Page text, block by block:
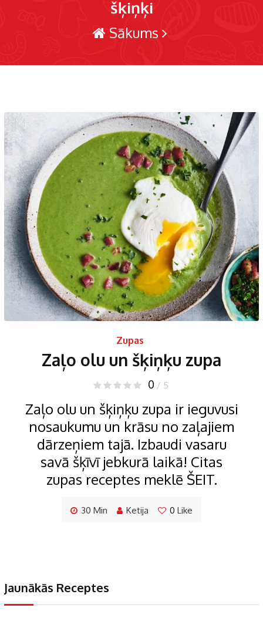
šķiņķi
Sākums
Zupas
Zaļo olu un šķiņķu zupa
0 / 5
Zaļo olu un šķiņķu zupa ir ieguvusi
nosaukumu un krāsu no zaļajiem
dārzeņiem tajā. Izbaudi vasaru
savā šķīvī jebkurā laikā! Citas
zupas receptes meklē ŠEIT.
30 Min Ketija 0 Like
Jaunākās Receptes